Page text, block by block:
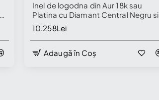
Inel de logodna din Aur 18k sau
Platina cu Diamant Central Negru si
Diamante Incolore - model i906
10.258Lei
Adaugă în Coș